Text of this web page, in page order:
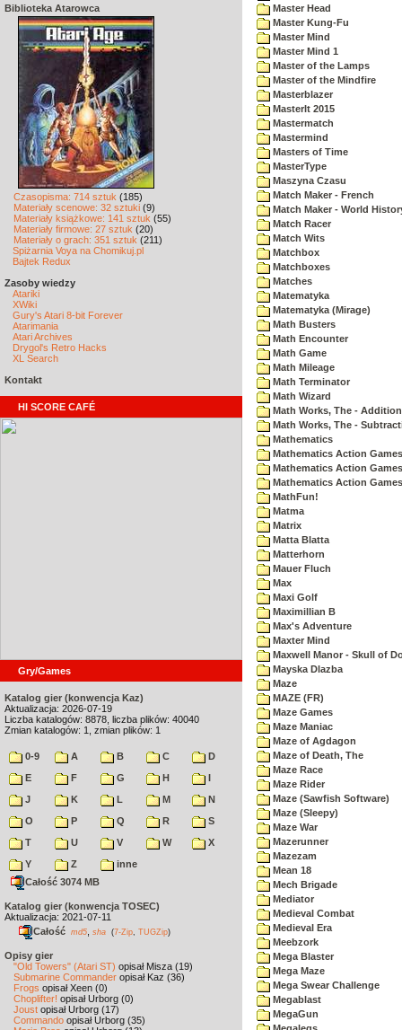
Biblioteka Atarowca
Czasopisma: 714 sztuk (185)
Materiały scenowe: 32 sztuki (9)
Materiały książkowe: 141 sztuk (55)
Materiały firmowe: 27 sztuk (20)
Materiały o grach: 351 sztuk (211)
Spiżarnia Voya na Chomikuj.pl
Bajtek Redux
Zasoby wiedzy
Atariki
XWiki
Gury's Atari 8-bit Forever
Atarimania
Atari Archives
Drygol's Retro Hacks
XL Search
Kontakt
HI SCORE CAFÉ
Gry/Games
Katalog gier (konwencja Kaz)
Aktualizacja: 2026-07-19
Liczba katalogów: 8878, liczba plików: 40040
Zmian katalogów: 1, zmian plików: 1
0-9 A B C
D
E
F G H
I
J
K L M
N
O
P Q R
S
T
U V W
X
Y
Z
inne
Całość 3074 MB
Katalog gier (konwencja TOSEC)
Aktualizacja: 2021-07-11
Całość md5 sha (7-Zip TUGZip)
Opisy gier
"Old Towers" (Atari ST) opisał Misza (19)
Submarine Commander opisał Kaz (36)
Frogs opisał Xeen (0)
Choplifter! opisał Urborg (0)
Joust opisał Urborg (17)
Commando opisał Urborg (35)
Master Head
Master Kung-Fu
Master Mind
Master Mind 1
Master of the Lamps
Master of the Mindfire
Masterblazer
MasterIt 2015
Mastermatch
Mastermind
Masters of Time
MasterType
Maszyna Czasu
Match Maker - French
Match Maker - World
Match Racer
Match Wits
Matchbox
Matchboxes
Matches
Matematyka
Matematyka (Mirage)
Math Busters
Math Encounter
Math Game
Math Mileage
Math Terminator
Math Wizard
Math Works, The - Addition
Math Works, The -
Mathematics
Mathematics Action
Mathematics Action
Mathematics Action
MathFun!
Matma
Matrix
Matta Blatta
Matterhorn
Mauer Fluch
Max
Maxi Golf
Maximillian B
Max's Adventure
Maxter Mind
Maxwell Manor - Skull of
Mayska Dlazba
Maze
MAZE (FR)
Maze Games
Maze Maniac
Maze of Agdagon
Maze of Death, The
Maze Race
Maze Rider
Maze (Sawfish Software)
Maze (Sleepy)
Maze War
Mazerunner
Mazezam
Mean 18
Mech Brigade
Mediator
Medieval Combat
Medieval Era
Meebzork
Mega Blaster
Mega Maze
Mega Swear Challenge
Megablast
MegaGun